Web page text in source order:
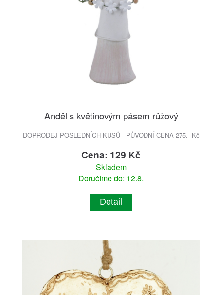
Anděl s květinovým pásem růžový
DOPRODEJ POSLEDNÍCH KUSŮ - PŮVODNÍ CENA 275.- Kč
Cena: 129 Kč
Skladem
Doručíme do: 12.8.
Detail